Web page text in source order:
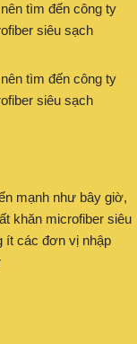
tìm đến công ty
siêu sạch
tìm đến công ty
siêu sạch
mạnh như bây giờ,
khăn microfiber siêu
ít các đơn vị nhập